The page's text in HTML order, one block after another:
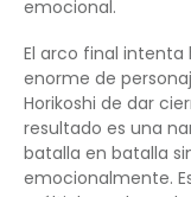
emocional.
El arco final
enorme de
Horikoshi de dar
resultado es una
batalla en batalla
emocionalmente.